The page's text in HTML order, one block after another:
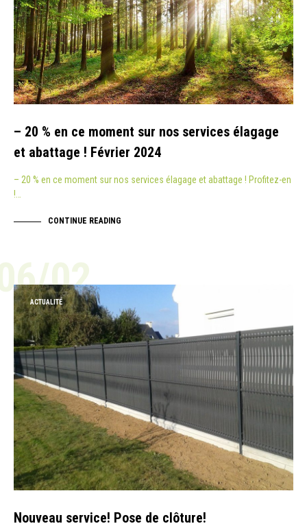
– 20 % en ce moment sur nos services élagage
et abattage ! Février 2024
– 20 % en ce moment sur nos services élagage et abattage ! Profitez-en
!…
CONTINUE READING
02
ACTUALITÉ
Nouveau service! Pose de clôture!